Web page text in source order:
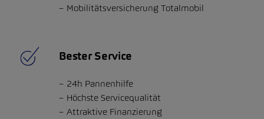
Mobilitätsversicherung Totalmobil
Bester Service
24h Pannenhilfe
Höchste Servicequalität
Attraktive Finanzierung